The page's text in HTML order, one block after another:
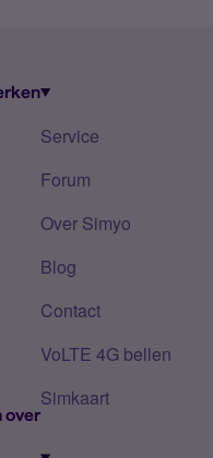
over
Service
Forum
Over Simyo
Blog
Contact
VoLTE 4G bellen
Simkaart